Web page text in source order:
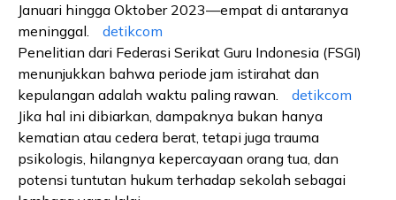
Januari hingga Oktober 2023—empat di antaranya
meninggal.
detikcom
Penelitian dari Federasi Serikat Guru Indonesia (FSGI)
menunjukkan bahwa periode jam istirahat dan
kepulangan adalah waktu paling rawan.
detikcom
Jika hal ini dibiarkan, dampaknya bukan hanya
kematian atau cedera berat, tetapi juga trauma
psikologis, hilangnya kepercayaan orang tua, dan
potensi tuntutan hukum terhadap sekolah sebagai